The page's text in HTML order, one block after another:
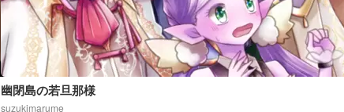
幽閉島の若旦那様
suzukimarume